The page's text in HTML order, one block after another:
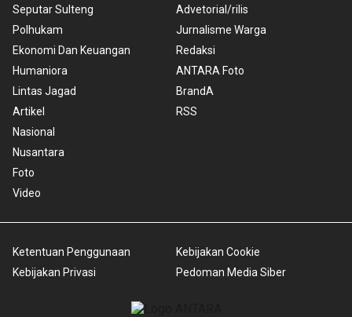
Seputar Sulteng
Polhukam
Ekonomi Dan Keuangan
Humaniora
Lintas Jagad
Artikel
Nasional
Nusantara
Foto
Video
Advetorial/rilis
Jurnalisme Warga
Redaksi
ANTARA Foto
BrandA
RSS
Ketentuan Penggunaan
Kebijakan Privasi
Kebijakan Cookie
Pedoman Media Siber